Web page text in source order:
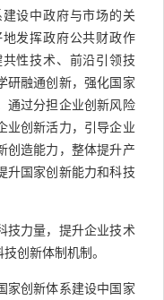
设中政府与市场的关
发挥政府公共财政作
性技术、前沿引领技
研融通创新，强化国家
通过分担企业创新风险
业创新活力，引导企业
创造能力，整体提升产
升国家创新能力和科技
力量，提升企业技术
创新体制机制。
创新体系建设中国家